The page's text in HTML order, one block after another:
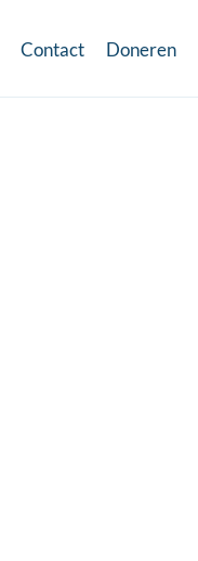
Contact Doneren